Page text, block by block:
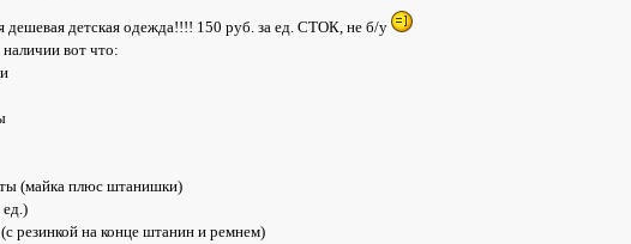
дешевая детская одежда!!!! 150 руб. за ед. СТОК, не б/у
вот что:
(майка плюс штанишки)
резинкой на конце штанин и ремнем)